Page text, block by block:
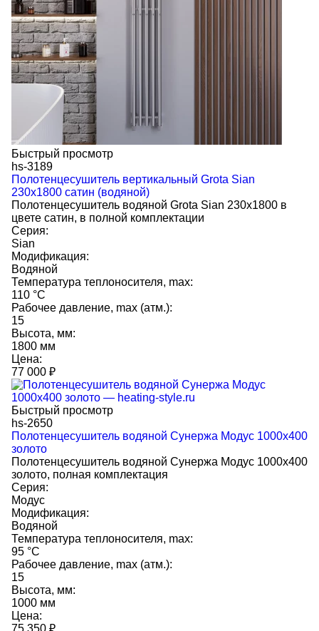
Быстрый просмотр
hs-3189
Полотенцесушитель вертикальный Grota Sian
230х1800 сатин (водяной)
Полотенцесушитель водяной Grota Sian 230х1800 в
цвете сатин, в полной комплектации
Серия:
Sian
Модификация:
Водяной
Температура теплоносителя, max:
110 °C
Рабочее давление, max (атм.):
15
Высота, мм:
1800 мм
Цена:
77 000 ₽
Быстрый просмотр
hs-2650
Полотенцесушитель водяной Сунержа Модус 1000х400
золото
Полотенцесушитель водяной Сунержа Модус 1000х400
золото, полная комплектация
Серия:
Модус
Модификация:
Водяной
Температура теплоносителя, max:
95 °C
Рабочее давление, max (атм.):
15
Высота, мм:
1000 мм
Цена:
75 350 ₽